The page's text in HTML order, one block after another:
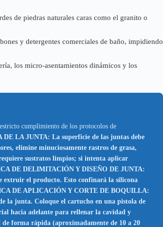
de piedras naturales caras como el granito o
y detergentes comerciales de baño, impidiendo
los micro-asentamientos dinámicos y los
estricto cumplimiento de los protocolos de
LA JUNTA: La superficie de las juntas debe
elimine minuciosamente rastros de grasa,
sustratos limpios; si intenta aplicar
DE DELIMITACIÓN Y DISEÑO DE JUNTA:
extruir el producto. Esto confinará la silicona
DE APLICACIÓN Y CORTE DE BOQUILLA:
la junta. Coloque el cartucho en una pistola de
hacia adelante para rellenar la cavidad y
forma rápida (aproximadamente de 10 a 20